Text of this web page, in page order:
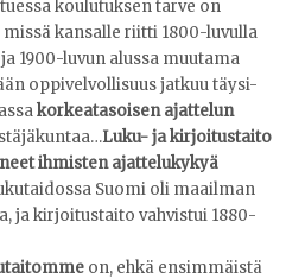
koulutuksen tarve on
kansalle riitti 1800-luvulla
1900-luvun alussa muutama
oppivelvollisuus jatkuu täysi-
korkeatasoisen ajattelun
Luku- ja kirjoitustaito
ihmisten ajattelukykyä
Suomi oli maailman
ja kirjoitustaito vahvistui 1880-
on, ehkä ensimmäistä